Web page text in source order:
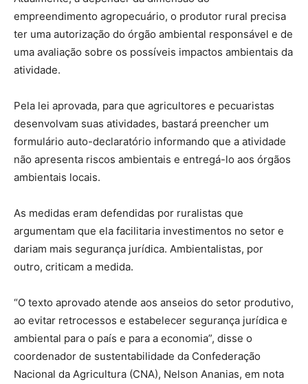
empreendimento agropecuário, o produtor rural precisa
ter uma autorização do órgão ambiental responsável e de
uma avaliação sobre os possíveis impactos ambientais da
atividade.
Pela lei aprovada, para que agricultores e pecuaristas
desenvolvam suas atividades, bastará preencher um
formulário auto-declaratório informando que a atividade
não apresenta riscos ambientais e entregá-lo aos órgãos
ambientais locais.
As medidas eram defendidas por ruralistas que
argumentam que ela facilitaria investimentos no setor e
dariam mais segurança jurídica. Ambientalistas, por
outro, criticam a medida.
“O texto aprovado atende aos anseios do setor produtivo,
ao evitar retrocessos e estabelecer segurança jurídica e
ambiental para o país e para a economia”, disse o
coordenador de sustentabilidade da Confederação
Nacional da Agricultura (CNA), Nelson Ananias, em nota